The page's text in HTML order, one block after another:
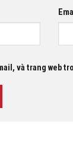
và trang web